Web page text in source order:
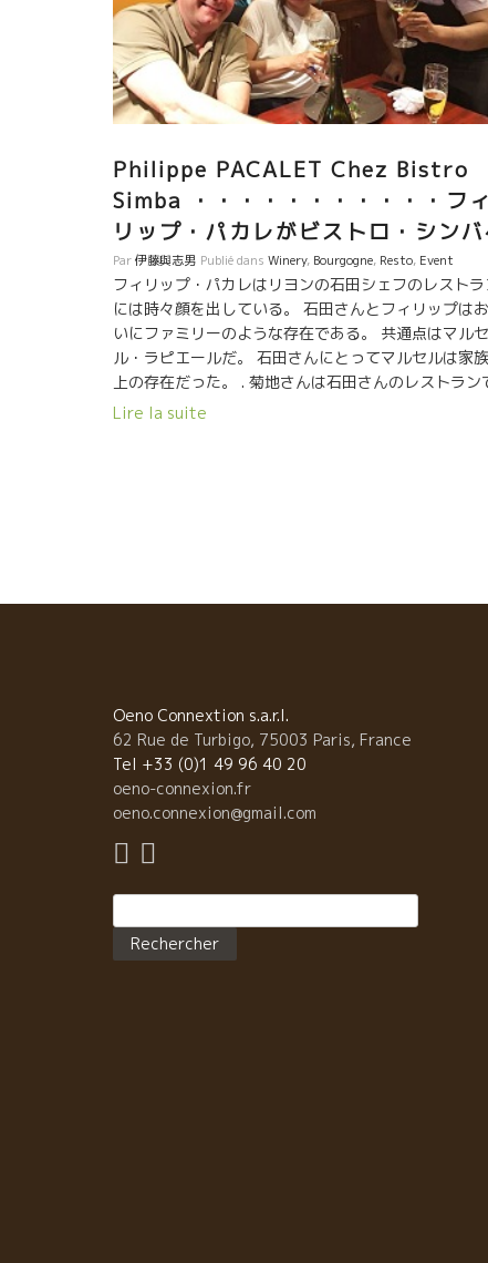
ヴォンは、キリットしたミネラル感がスーッと伸び
る。 ブルゴーニュに通じるものがある。 フィリップ
カレは云う 『ガメ品種はピノ・ノワールの従兄なん
よく似た性格をもっている。ピノと同じように、あま
太陽を必要としていないんだ。花崗岩は石灰土壌よ
アージするととても上品に仕上がる。』 ブルゴニュ・
ロワールの名人フィリップ・パカレが醸すMoulin à
Ventムーラン・ナ・ヴォン、 美味しいですよ！ いつも
仲の良いモニカとフィリップ。ブラジルに一か月ほ
帰りしていたモニカ、一週間ほど前に戻ってきた
Philippe PACALET Chez Bistro
Simba ・・・・・・・・・・・フィ
リップ・パカレがビストロ・シン
Par伊藤與志男 Publié dans Winery, Bourgogne, Resto, Event
フィリップ・パカレはリヨンの石田シェフのレストラ
には時々顔を出している。 石田さんとフィリップは
いにファミリーのような存在である。 共通点はマルセ
ル・ラピエールだ。 石田さんにとってマルセルは家
上の存在だった。 . 菊地さんは石田さんのレストラン
修業したことがある。 懐の深い石田さんにとって菊地
らは何も生まれない。共生からは多くのものが繋が
Lire la suite
Oeno Connextion s.a.r.l.
62 Rue de Turbigo, 75003 Paris, France
Tel +33 (0)1 49 96 40 20
oeno-connexion.fr
oeno.connexion@gmail.com